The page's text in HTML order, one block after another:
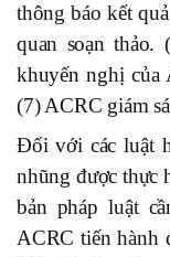
thông báo kết
quan soạn thảo.
khuyến nghị của
(7) ACRC giám
Đối với các luật
nhũng được thực
bản pháp luật
ACRC tiến hành